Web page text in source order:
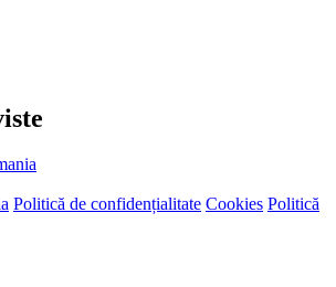
Politică de confidențialitate Cookies Politică